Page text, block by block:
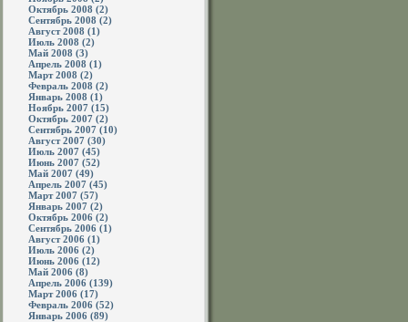
Октябрь 2008 (2)
Сентябрь 2008 (2)
Август 2008 (1)
Июль 2008 (2)
Май 2008 (3)
Апрель 2008 (1)
Март 2008 (2)
Февраль 2008 (2)
Январь 2008 (1)
Ноябрь 2007 (15)
Октябрь 2007 (2)
Сентябрь 2007 (10)
Август 2007 (30)
Июль 2007 (45)
Июнь 2007 (52)
Май 2007 (49)
Апрель 2007 (45)
Март 2007 (57)
Январь 2007 (2)
Октябрь 2006 (2)
Сентябрь 2006 (1)
Август 2006 (1)
Июль 2006 (2)
Июнь 2006 (12)
Май 2006 (8)
Апрель 2006 (139)
Март 2006 (17)
Февраль 2006 (52)
Январь 2006 (89)